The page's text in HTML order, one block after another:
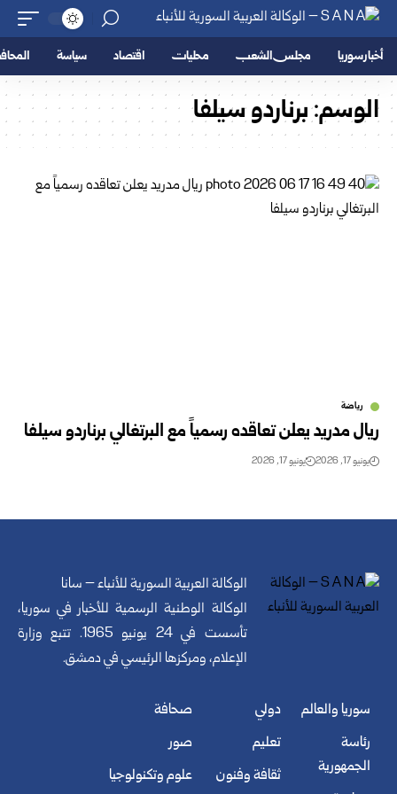
أخبار سوريا مجلس الشعب محليات اقتصاد سياسة
الوسم:برناردو سيلفا
رياضة
ريال مدريد يعلن تعاقده رسمياً مع البرتغالي برناردو سيلفا
يونيو 17, 2026 يونيو 17, 2026
الوكالة العربية السورية للأنباء – سانا
الوكالة الوطنية الرسمية للأخبار في سوريا،
تأسست في 24 يونيو 1965. تتبع وزارة
الإعلام، ومركزها الرئيسي في دمشق.
سوريا والعالم
رئاسة
الجمهورية
دولي
تعليم
ثقافة وفنون
صحافة
صور
علوم وتكنولوجيا